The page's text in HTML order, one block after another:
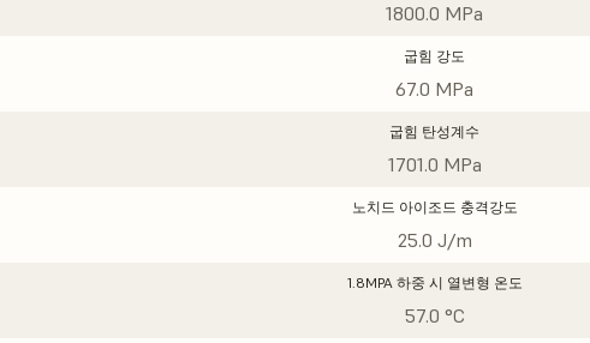
1800.0 MPa
굽힘 강도
67.0 MPa
굽힘 탄성계수
1701.0 MPa
노치드 아이조드 충격강도
25.0 J/m
1.8MPA 하중 시 열변형 온도
57.0 °C